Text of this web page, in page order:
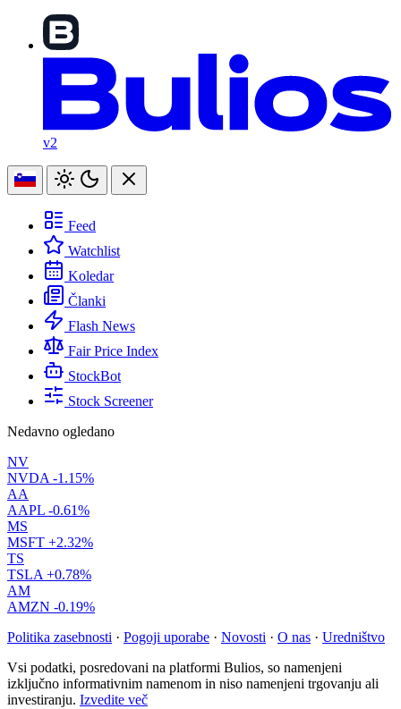
v2
Feed
Watchlist
Koledar
Članki
Flash News
Fair Price Index
StockBot
Stock Screener
Nedavno ogledano
NV
NVDA -1.15%
AA
AAPL -0.61%
MS
MSFT +2.32%
TS
TSLA +0.78%
AM
AMZN -0.19%
Politika zasebnosti · Pogoji uporabe · Novosti · O nas · Uredništvo
Vsi podatki, posredovani na platformi Bulios, so namenjeni
izključno informativnim namenom in niso namenjeni trgovanju ali
investiranju. Izvedite več